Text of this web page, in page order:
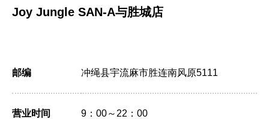
Joy Jungle SAN-A与胜城店
邮编 冲绳县宇流麻市胜连南风原5111
营业时间 9：00～22：00